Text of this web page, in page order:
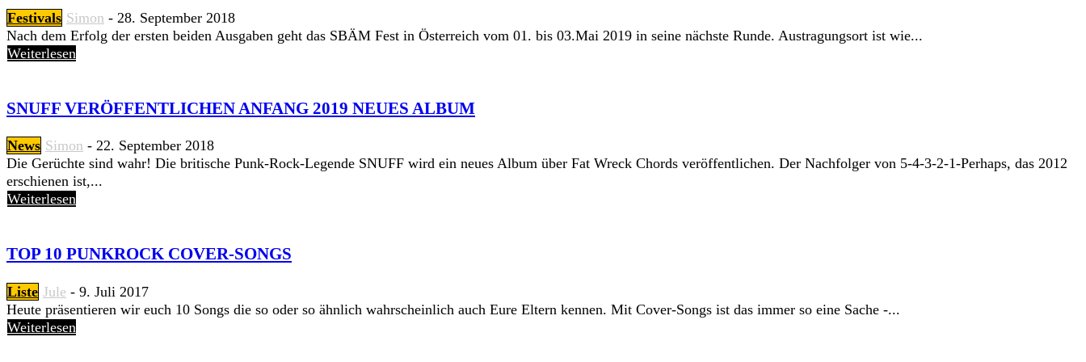
Festivals Simon - 28. September 2018
Nach dem Erfolg der ersten beiden Ausgaben geht das SBÄM Fest in Österreich vom 01. bis 03.Mai 2019 in seine nächste Runde. Austragungsort ist wie...
Weiterlesen
SNUFF VERÖFFENTLICHEN ANFANG 2019 NEUES ALBUM
News Simon - 22. September 2018
Die Gerüchte sind wahr! Die britische Punk-Rock-Legende SNUFF wird ein neues Album über Fat Wreck Chords veröffentlichen. Der Nachfolger von 5-4-3-2-1-Perhaps, das 2012
erschienen ist,...
Weiterlesen
TOP 10 PUNKROCK COVER-SONGS
Liste Jule - 9. Juli 2017
Heute präsentieren wir euch 10 Songs die so oder so ähnlich wahrscheinlich auch Eure Eltern kennen. Mit Cover-Songs ist das immer so eine Sache -...
Weiterlesen